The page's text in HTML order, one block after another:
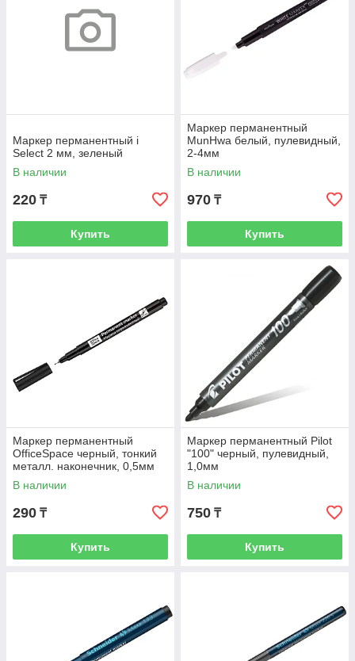
Маркер перманентный i
Select 2 мм, зеленый
В наличии
220 ₸
Купить
Маркер перманентный
MunHwa белый, пулевидный,
2-4мм
В наличии
970 ₸
Купить
Маркер перманентный
OfficeSpace черный, тонкий
металл. наконечник, 0,5мм
В наличии
290 ₸
Купить
Маркер перманентный Pilot
"100" черный, пулевидный,
1,0мм
В наличии
750 ₸
Купить